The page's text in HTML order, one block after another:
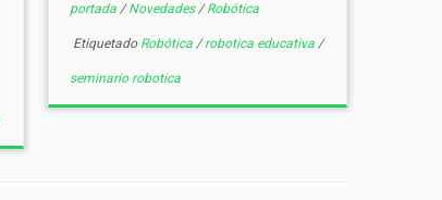
portada /Novedades/Robótica
Etiquetado Robótica /robotica educativa /
seminario robotica